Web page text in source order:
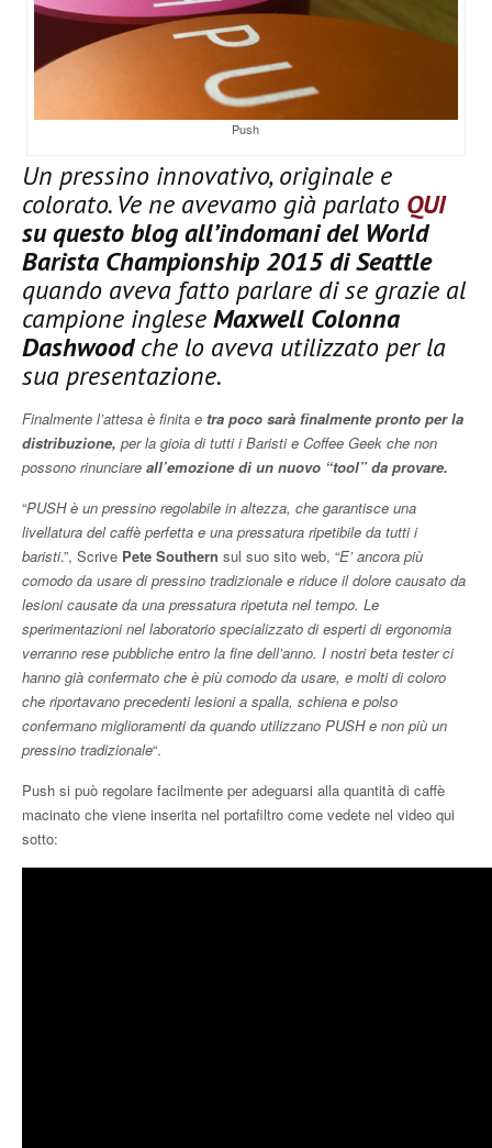
Push
Un pressino innovativo, originale e
colorato. Ve ne avevamo già parlato QUI
su questo blog all’indomani del World
Barista Championship 2015 di Seattle
quando aveva fatto parlare di se grazie al
campione ingleseMaxwell Colonna
Dashwoodche lo aveva utilizzato per la
sua presentazione.
Finalmente l’attesa è finita e tra poco sarà finalmente pronto per la
distribuzione, per la gioia di tutti i Baristi e Coffee Geek che non
possono rinunciare all’emozione di un nuovo “tool” da provare.
“PUSH è un pressino regolabile in altezza, che garantisce una
livellatura del caffè perfetta e una pressatura ripetibile da tutti i
baristi.”, Scrive Pete Southern sul suo sito web, “E’ ancora più
comodo da usare di pressino tradizionale e riduce il dolore causato da
lesioni causate da una pressatura ripetuta nel tempo. Le
sperimentazioni nel laboratorio specializzato di esperti di ergonomia
verranno rese pubbliche entro la fine dell’anno. I nostri beta tester ci
hanno già confermato che è più comodo da usare, e molti di coloro
che riportavano precedenti lesioni a spalla, schiena e polso
confermano miglioramenti da quando utilizzano PUSH e non più un
pressino tradizionale“.
Push si può regolare facilmente per adeguarsi alla quantità di caffè
macinato che viene inserita nel portafiltro come vedete nel video qui
sotto: